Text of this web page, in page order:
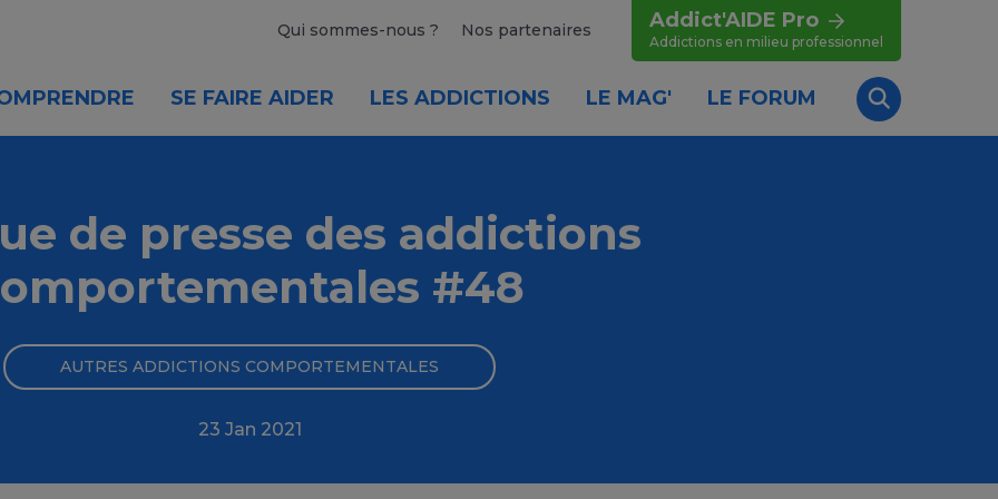
Qui sommes-nous ? Nos partenaires Addict'AIDE Pro
Addictions en milieu professionnel
SE FAIRE AIDER LES ADDICTIONS LE MAG' LE FORUM
Recherche
de presse des addictions
#48
AUTRES ADDICTIONS COMPORTEMENTALES
23 Jan 2021